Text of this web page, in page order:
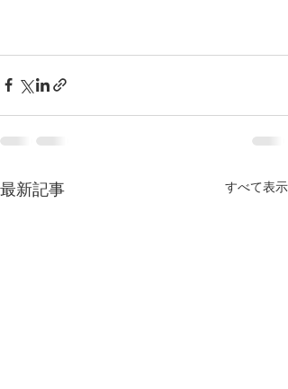
最新記事 すべて表示